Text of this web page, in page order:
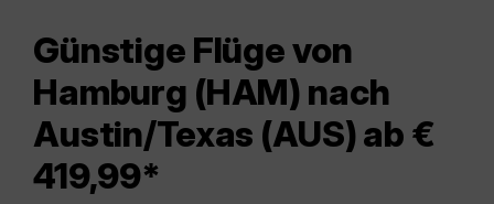
Günstige Flüge von
Hamburg (HAM) nach
Austin/Texas (AUS) ab €
419,99*